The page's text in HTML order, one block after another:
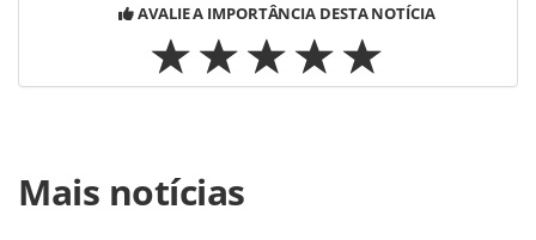
AVALIE A IMPORTÂNCIA DESTA NOTÍCIA
https://www.panrotas.com.br/aviacao/empresas/2018/11/
possivel-viajar-de-classe-economica-e-comer-com-
Mais notícias